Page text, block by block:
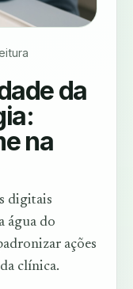
da
na
digitais
água do
ações
clínica.